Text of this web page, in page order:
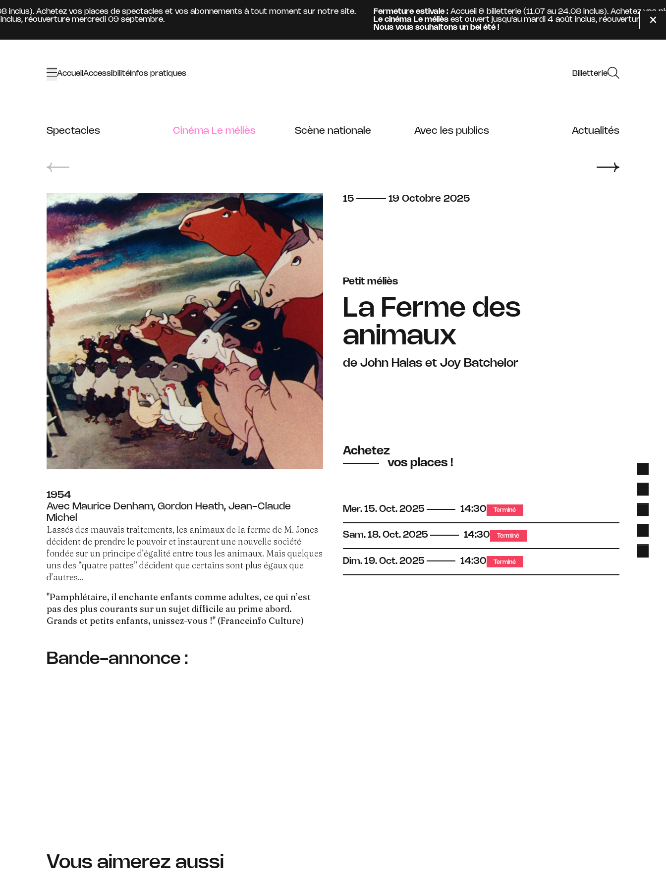
Achetez vos places de spectacles et vos abonnements à tout moment sur notre site.
réouverture mercredi 09 septembre.
Information :
Fermeture estivale :Accueil & billetterie (11.07 au 24.08 inclus). Achetez vos
Le cinéma Le mélièsest ouvert jusqu'au mardi 4 août inclus, réouverture mercredi
Nous vous souhaitons un bel été !
AccueilAccessibilité Infos pratiques Billetterie
Spectacles Cinéma Le méliès Scène nationale Avec les publics Actualités
du
15 au
19 octobre
Octobre 2025
Petit méliès
La Ferme des
animaux
de John Halas et Joy Batchelor
Achetez
vos places !
1954
Avec Maurice Denham, Gordon Heath, Jean-Claude
Michel
Lassés des mauvais traitements, les animaux de la ferme de M. Jones
décident de prendre le pouvoir et instaurent une nouvelle société
fondée sur un principe d’égalité entre tous les animaux. Mais quelques
uns des “quatre pattes” décident que certains sont plus égaux que
d’autres...
"Pamphlétaire, il enchante enfants comme adultes, ce qui n’est
pas des plus courants sur un sujet difficile au prime abord.
Grands et petits enfants, unissez-vous !" (Franceinfo Culture)
Bande-annonce :
Mer. 15. Oct. 2025 14:30 Terminé
Sam. 18. Oct. 2025 14:30 Terminé
Dim. 19. Oct. 2025 14:30 Terminé
Vous aimerez aussi